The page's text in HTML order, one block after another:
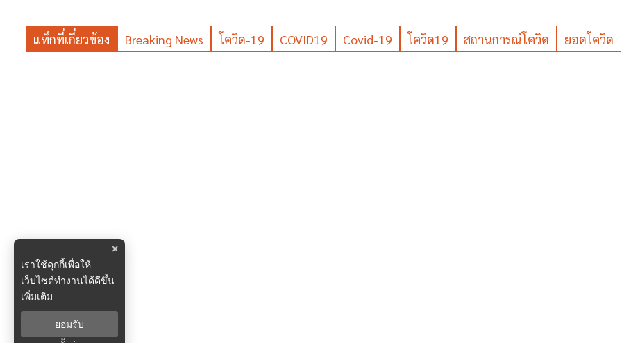
แท็กที่เกี่ยวข้อง Breaking News โควิด-19 COVID19 Covid-19 โควิด19 สถานการณ์โควิด ยอดโควิด
×
เราใช้คุกกี้เพื่อให้
เว็บไซต์ทำงานได้ดีขึ้น
เพิ่มเติม
ยอมรับ